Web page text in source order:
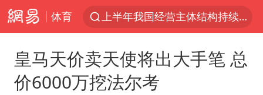
体育
上半年我国经营主体结构持续优化
上海：5号线16号线浦江线全线停运
皇马天价卖天使将出大手笔 总
价6000万挖法尔考